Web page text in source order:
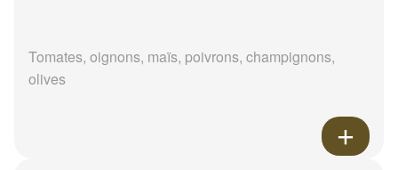
Tomates, oignons, maïs, poivrons, champignons,
olives